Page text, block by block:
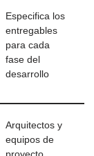
Especifica los
entregables
para cada
fase del
desarrollo
Arquitectos y
equipos de